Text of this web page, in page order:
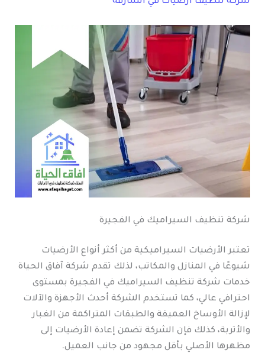
شركة تنظيف السيراميك في الفجيرة
تعتبر الأرضيات السيراميكية من أكثر أنواع الأرضيات
شيوعًا في المنازل والمكاتب، لذلك تقدم شركة آفاق الحياة
خدمات شركة تنظيف السيراميك في الفجيرة بمستوى
احترافي عالي، كما تستخدم الشركة أحدث الأجهزة والآلات
لإزالة الأوساخ العميقة والطبقات المتراكمة من الغبار
والأتربة، كذلك فإن الشركة تضمن إعادة الأرضيات إلى
مظهرها الأصلي بأقل مجهود من جانب العميل.